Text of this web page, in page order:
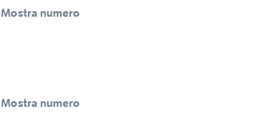
Mostra numero
Mostra numero